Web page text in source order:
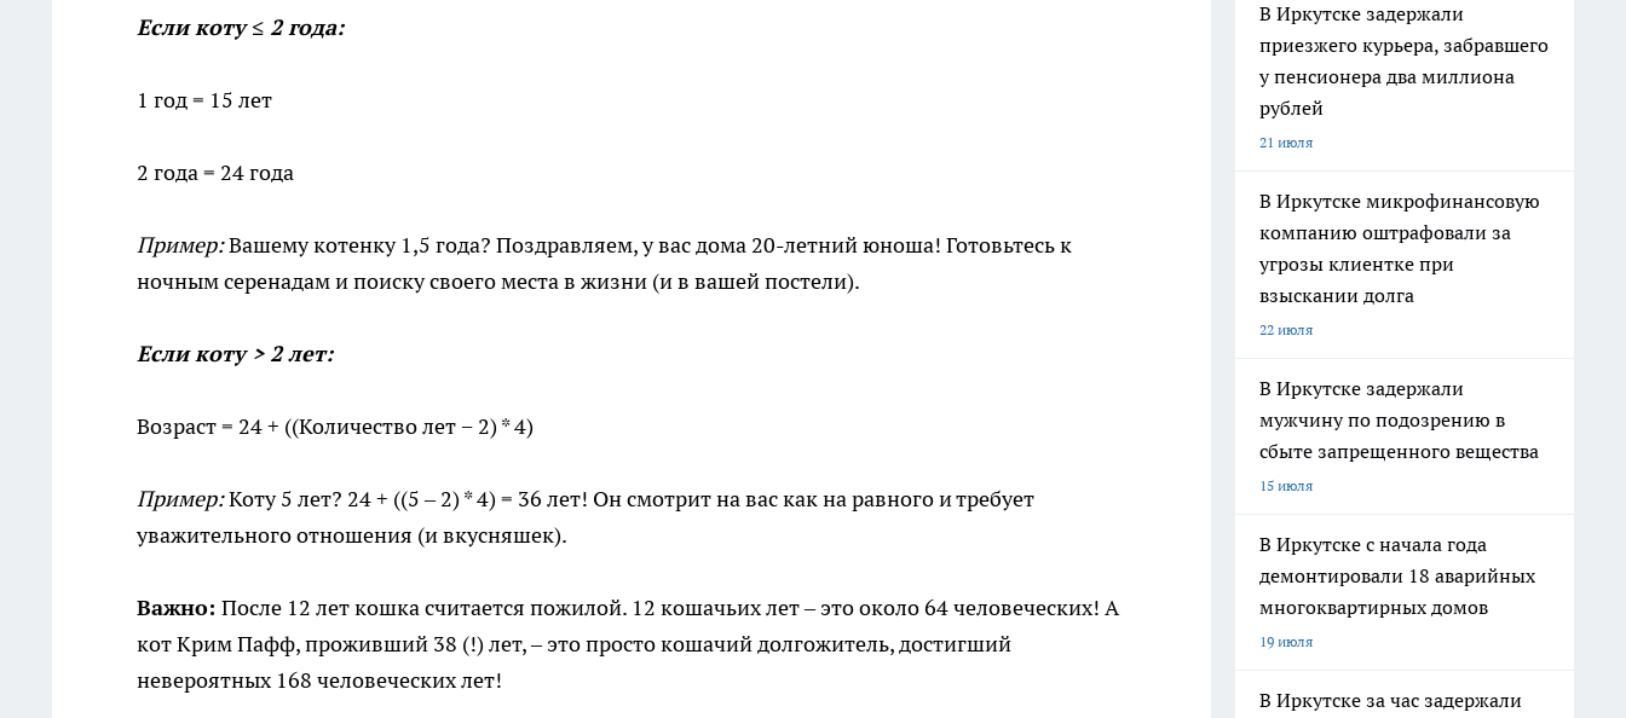
Если коту ≤ 2 года:
1 год = 15 лет
2 года = 24 года
Пример:Вашему котенку 1,5 года? Поздравляем, у вас дома 20-летний юноша! Готовьтесь к
ночным серенадам и поиску своего места в жизни (и в вашей постели).
Если коту > 2 лет:
Возраст = 24 + ((Количество лет − 2) * 4)
Пример:Коту 5 лет? 24 + ((5 – 2) * 4) = 36 лет! Он смотрит на вас как на равного и требует
уважительного отношения (и вкусняшек).
Важно: После 12 лет кошка считается пожилой. 12 кошачьих лет – это около 64 человеческих! А
кот Крим Пафф, проживший 38 (!) лет, – это просто кошачий долгожитель, достигший
невероятных 168 человеческих лет!
В Иркутске задержали
приезжего курьера, забравшего
у пенсионера два миллиона
рублей
21 июля
В Иркутске микрофинансовую
компанию оштрафовали за
угрозы клиентке при
взыскании долга
22 июля
В Иркутске задержали
мужчину по подозрению в
сбыте запрещенного вещества
15 июля
В Иркутске с начала года
демонтировали 18 аварийных
многоквартирных домов
19 июля
В Иркутске за час задержали